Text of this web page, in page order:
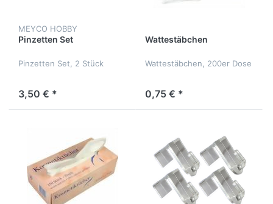
MEYCO HOBBY
Pinzetten Set
Pinzetten Set, 2 Stück
3,50 € *
Wattestäbchen
Wattestäbchen, 200er Dose
0,75 € *